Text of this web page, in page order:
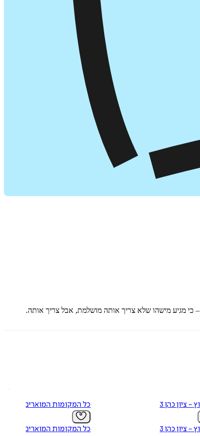
מגיע מישהו שלא צריך אותה מושלמת, אבל צריך אותה.
- ציון כהן 3
- ציון כהן 3
כל המקומות המוארים‏
כל המקומות המוארים‏